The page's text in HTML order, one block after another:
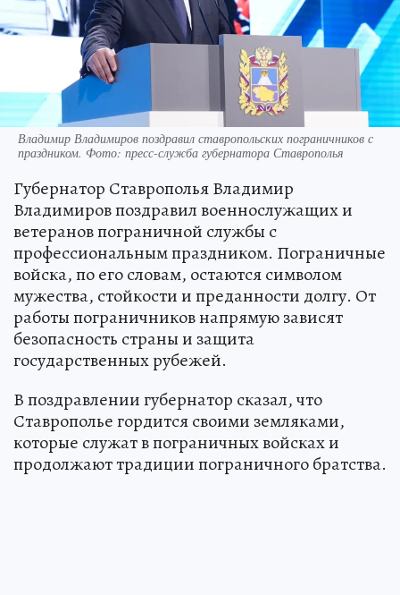
Владимир Владимиров поздравил ставропольских пограничников с
праздником. Фото: пресс-служба губернатора Ставрополья
Губернатор Ставрополья Владимир
Владимиров поздравил военнослужащих и
ветеранов пограничной службы с
профессиональным праздником. Пограничные
войска, по его словам, остаются символом
мужества, стойкости и преданности долгу. От
работы пограничников напрямую зависят
безопасность страны и защита
государственных рубежей.
В поздравлении губернатор сказал, что
Ставрополье гордится своими земляками,
которые служат в пограничных войсках и
продолжают традиции пограничного братства.